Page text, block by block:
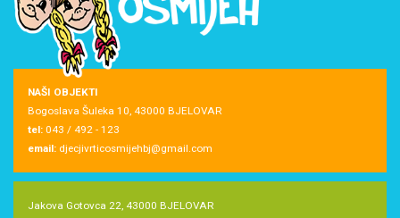
NAŠI OBJEKTI
Bogoslava Šuleka 10, 43000 BJELOVAR
tel: 043 / 492 - 123
email: djecjivrticosmijehbj@gmail.com
Jakova Gotovca 22, 43000 BJELOVAR